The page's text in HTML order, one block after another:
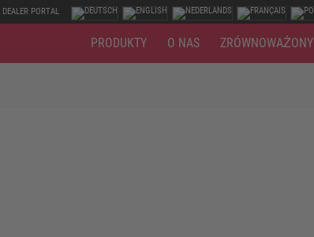
DEALER PORTAL
PRODUKTY O NAS ZRÓWNOWAŻONY